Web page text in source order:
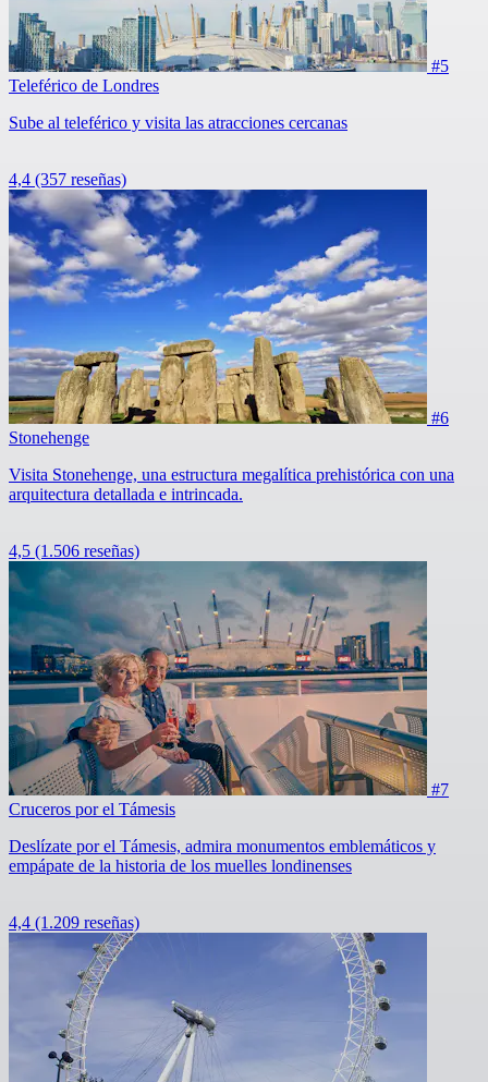
#5
Teleférico de Londres
Sube al teleférico y visita las atracciones cercanas
4,4 (357 reseñas)
#6
Stonehenge
Visita Stonehenge, una estructura megalítica prehistórica con una
arquitectura detallada e intrincada.
4,5 (1.506 reseñas)
#7
Cruceros por el Támesis
Deslízate por el Támesis, admira monumentos emblemáticos y
empápate de la historia de los muelles londinenses
4,4 (1.209 reseñas)